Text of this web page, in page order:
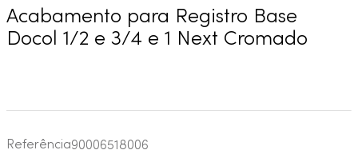
Acabamento para Registro Base
Docol 1/2 e 3/4 e 1 Next Cromado
Referência90006518006
4º
torneira
7º
deca you
8º
black matte